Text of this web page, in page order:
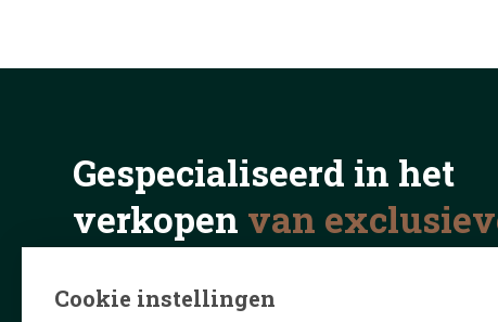
Gespecialiseerd in het
verkopen van
Cookie instellingen